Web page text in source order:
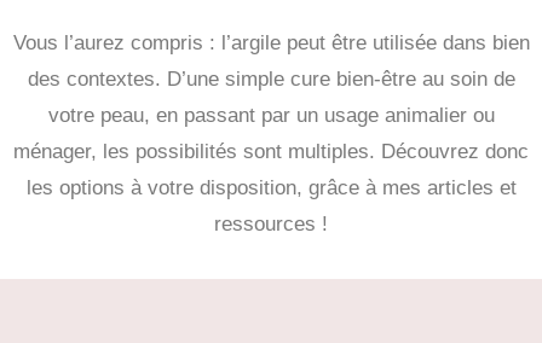
Vous l’aurez compris : l’argile peut être utilisée dans bien
des contextes. D’une simple cure bien-être au soin de
votre peau, en passant par un usage animalier ou
ménager, les possibilités sont multiples. Découvrez donc
les options à votre disposition, grâce à mes articles et
ressources !